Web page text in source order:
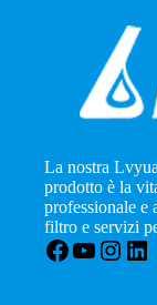
La nostra
prodotto è la
professionale e
filtro e servizi
Facebook
YouTube